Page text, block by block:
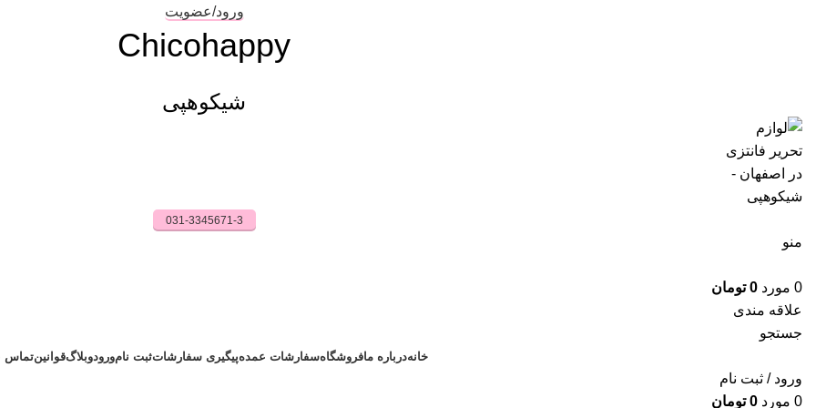
ورود/عضویت
Chicohappy
شیکوهپی
031-3345671-3
منو
0 مورد 0 تومان
علاقه مندی
جستجو
خانهدرباره مافروشگاهسفارشات عمدهپیگیری سفارشاتثبت نامورودوبلاگقوانینتماس
ورود / ثبت نام
0 مورد 0 تومان